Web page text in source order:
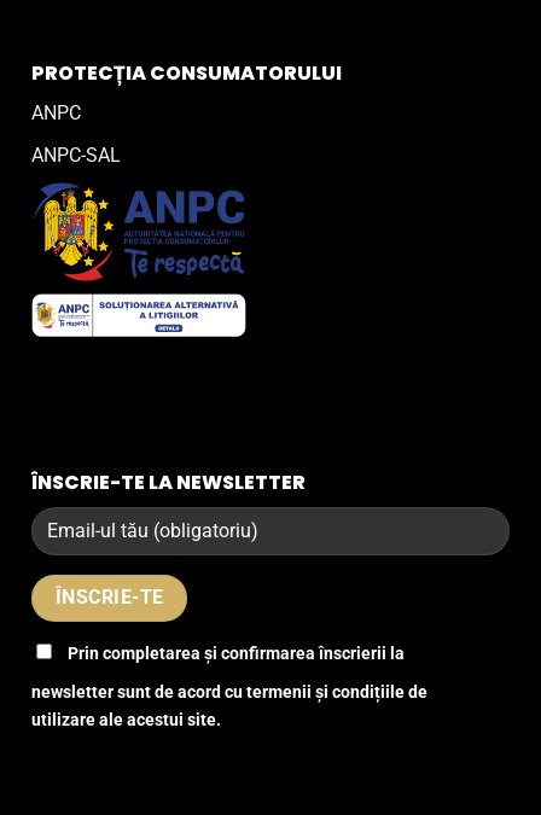
PROTECȚIA CONSUMATORULUI
ANPC
ANPC-SAL
ÎNSCRIE-TE LA NEWSLETTER
Prin completarea și confirmarea înscrierii la
newsletter sunt de acord cu termenii și condițiile de
utilizare ale acestui site.